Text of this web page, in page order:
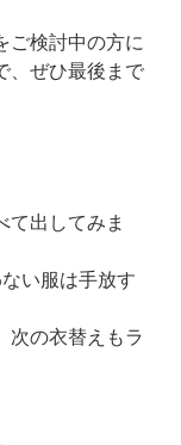
ご検討中の方に
、ぜひ最後まで
て出してみま
い服は手放す
次の衣替えもラ